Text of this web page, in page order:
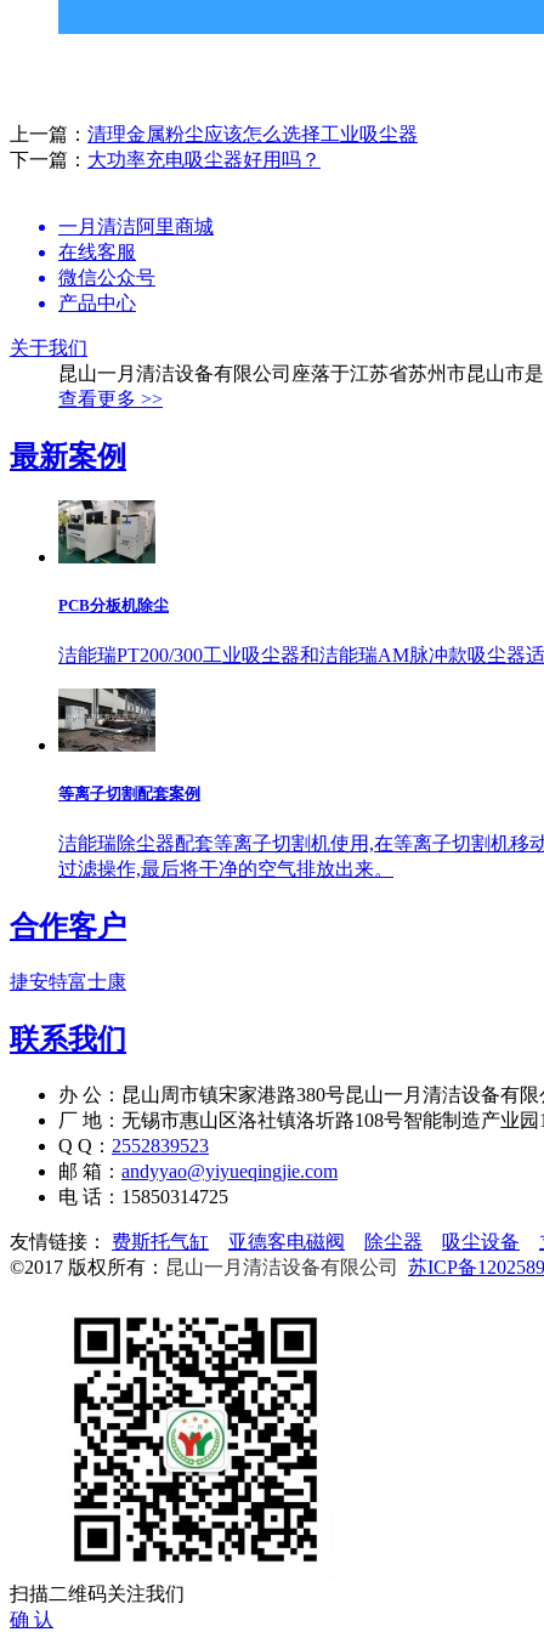
上一篇： 清理金属粉尘应该怎么选择工业吸尘器
下一篇： 大功率充电吸尘器好用吗？
一月清洁阿里商城
在线客服
微信公众号
产品中心
关于我们
昆山一月清洁设备有限公司座落于江苏省苏州市昆山市
查看更多 >>
最新案例
PCB分板机除尘
洁能瑞PT200/300工业吸尘器和洁能瑞AM脉冲款吸尘器
等离子切割配套案例
洁能瑞除尘器配套等离子切割机使用,在等离子切割机移
过滤操作,最后将干净的空气排放出来。
合作客户
捷安特富士康
联系我们
办 公：昆山周市镇宋家港路380号昆山一月清洁设备有限
厂 地：无锡市惠山区洛社镇洛圻路108号智能制造产业园
Q Q： 2552839523
邮 箱： andyyao@yiyueqingjie.com
电 话：15850314725
友情链接： 费斯托气缸 亚德客电磁阀 除尘器 吸尘设备
©2017 版权所有： 昆山一月清洁设备有限公司 苏ICP备
扫描二维码关注我们
确 认